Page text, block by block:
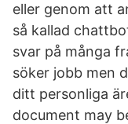
eller genom att
så kallad
svar på många
söker jobb men
ditt personliga
document may